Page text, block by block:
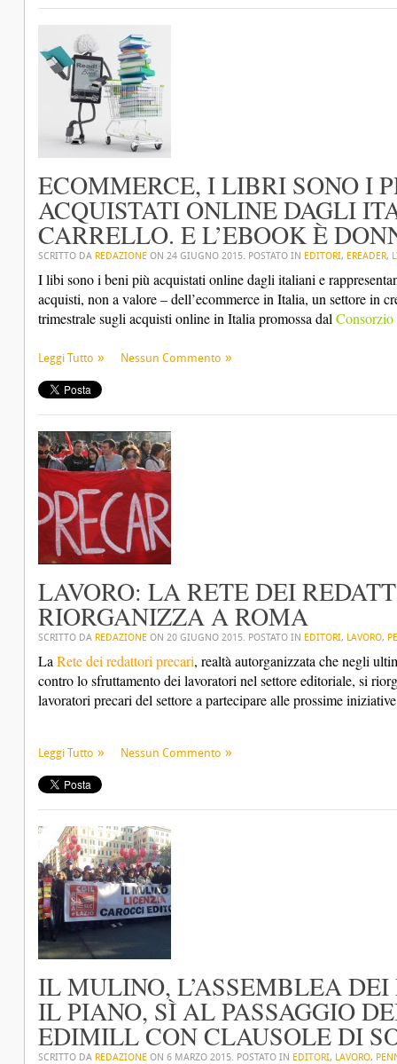
ECOMMERCE, I LIBRI SONO I
ACQUISTATI ONLINE DAGLI
CARRELLO. E L’EBOOK È
SCRITTO DA REDAZIONE ON 24 GIUGNO 2015. POSTATO IN EDITORI, EREADER,
I libi sono i beni più acquistati online dagli italiani e
acquisti, non a valore – dell’ecommerce in Italia, un settore in
trimestrale sugli acquisti online in Italia promossa dal
Leggi Tutto Nessun Commento
LAVORO: LA RETE DEI
RIORGANIZZA A ROMA
SCRITTO DA REDAZIONE ON 20 GIUGNO 2015. POSTATO IN EDITORI, LAVORO,
La Rete dei redattori precari, realtà autorganizzata che negli
contro lo sfruttamento dei lavoratori nel settore editoriale, si
lavoratori precari del settore a partecipare alle prossime
Leggi Tutto Nessun Commento
IL MULINO, L’ASSEMBLEA
IL PIANO, SÌ AL PASSAGGIO
EDIMILL CON CLAUSOLE DI
SCRITTO DA REDAZIONE ON 6 MARZO 2015. POSTATO IN EDITORI, LAVORO,